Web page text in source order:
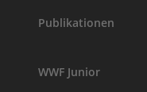
Publikationen
WWF Junior